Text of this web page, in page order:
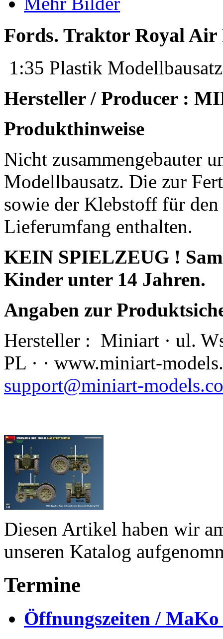
Fords. Traktor Royal Air
1:35 Plastik
Hersteller / Producer :
Produkthinweise
Nicht zusammengebauter
Modellbausatz. Die zur
sowie der Klebstoff für
Lieferumfang enthalten.
KEIN SPIELZEUG !
Kinder unter 14 Jahren.
Angaben zur
Hersteller : Miniart · ul.
PL · · www.miniart-
support@miniart-
Diesen Artikel haben wir
unseren Katalog
Termine
Öffnungszeiten /